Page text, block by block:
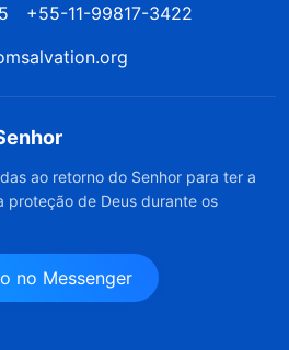
+55-11-99817-3422
ao retorno do Senhor para ter a
proteção de Deus durante os
no Messenger